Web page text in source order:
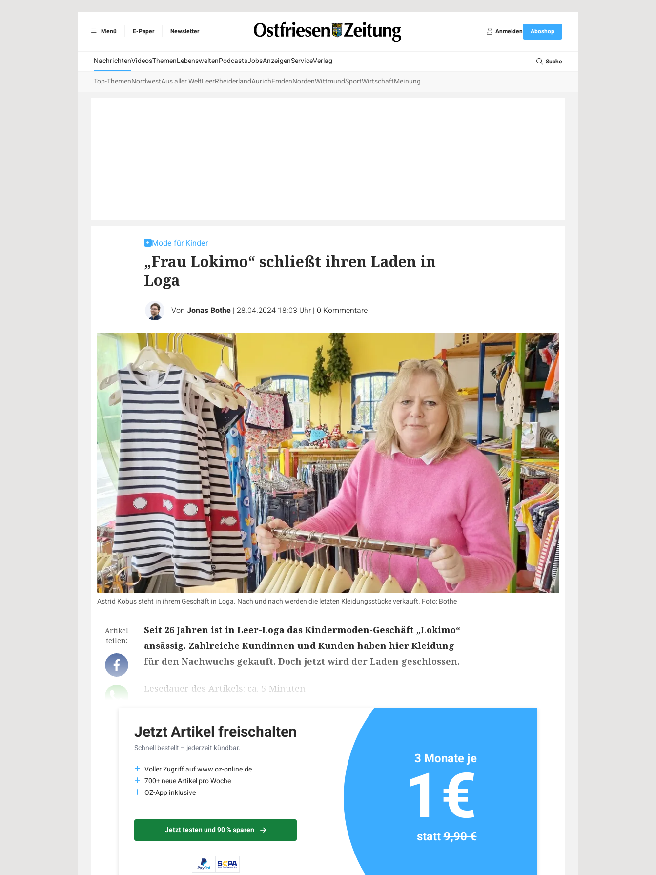
Menü E-Paper Newsletter Anmelden Aboshop
NachrichtenVideosThemenLebensweltenPodcastsJobsAnzeigenServiceVerlag Suche
Top-ThemenNordwestAus aller WeltLeerRheiderlandAurichEmdenNordenWittmundSportWirtschaftMeinung
Mode für Kinder
„Frau Lokimo“ schließt ihren Laden in
Loga
Von Jonas Bothe | 28.04.2024 18:03 Uhr | 0 Kommentare
Astrid Kobus steht in ihrem Geschäft in Loga. Nach und nach werden die letzten Kleidungsstücke verkauft. Foto: Bothe
Artikel
teilen:
Seit 26 Jahren ist in Leer-Loga das Kindermoden-Geschäft „Lokimo“
ansässig. Zahlreiche Kundinnen und Kunden haben hier Kleidung
für den Nachwuchs gekauft. Doch jetzt wird der Laden geschlossen.
Lesedauer des Artikels: ca. 5 Minuten
Jetzt Artikel freischalten
Schnell bestellt – jederzeit kündbar.
Voller Zugriff auf www.oz-online.de
700+ neue Artikel pro Woche
OZ-App inklusive
Jetzt testen und 90 % sparen
3 Monate je
1€
statt9,90 €